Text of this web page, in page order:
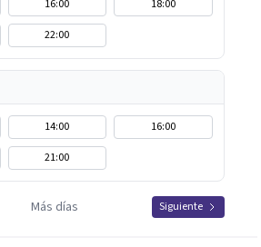
16:00
18:00
22:00
14:00
16:00
21:00
Más días Siguiente